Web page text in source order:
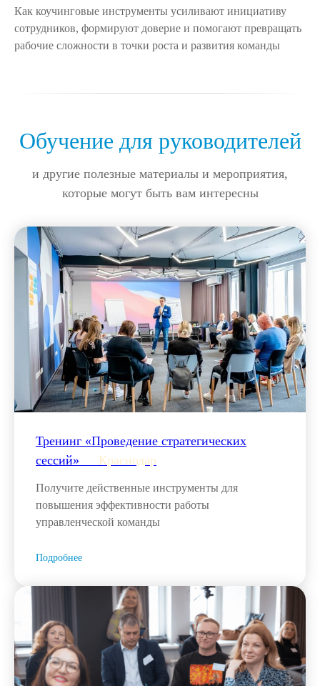
Как коучинговые инструменты усиливают инициативу
сотрудников, формируют доверие и помогают превращать
рабочие сложности в точки роста и развития команды
Обучение для руководителей
и другие полезные материалы и мероприятия,
которые могут быть вам интересны
Тренинг «Проведение стратегических
сессий»___ Краснодар
Получите действенные инструменты для
повышения эффективности работы
управленческой команды
Подробнее